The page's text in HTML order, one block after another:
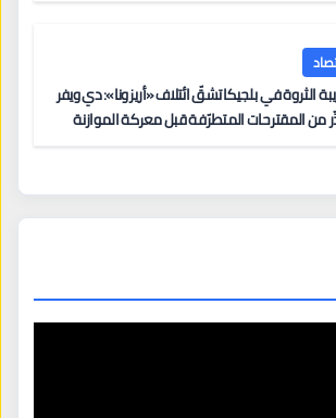
ضريبة الثروة في بلجيكا تشقّ ائتلاف «أريزونا»: دي ويفر
من المقترحات المتطرّفة قبل معركة الموازنة